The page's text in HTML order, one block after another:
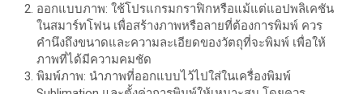
ออกแบบภาพ: ใช้โปรแกรมกราฟิกหรือแม้แต่แอปพลิเคชัน
ในสมาร์ทโฟน เพื่อสร้างภาพหรือลายที่ต้องการพิมพ์ ควร
คำนึงถึงขนาดและความละเอียดของวัตถุที่จะพิมพ์ เพื่อให้
ภาพที่ได้มีความคมชัด
พิมพ์ภาพ: นำภาพที่ออกแบบไว้ไปใส่ในเครื่องพิมพ์